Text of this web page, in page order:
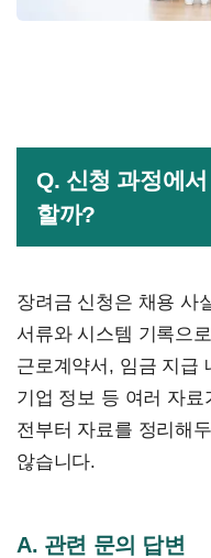
Q. 신청 과정에
할까?
장려금 신청은 채용 사
서류와 시스템 기록으
근로계약서, 임금 지급
기업 정보 등 여러 자
전부터 자료를 정리해
않습니다.
A. 관련 문의 답변